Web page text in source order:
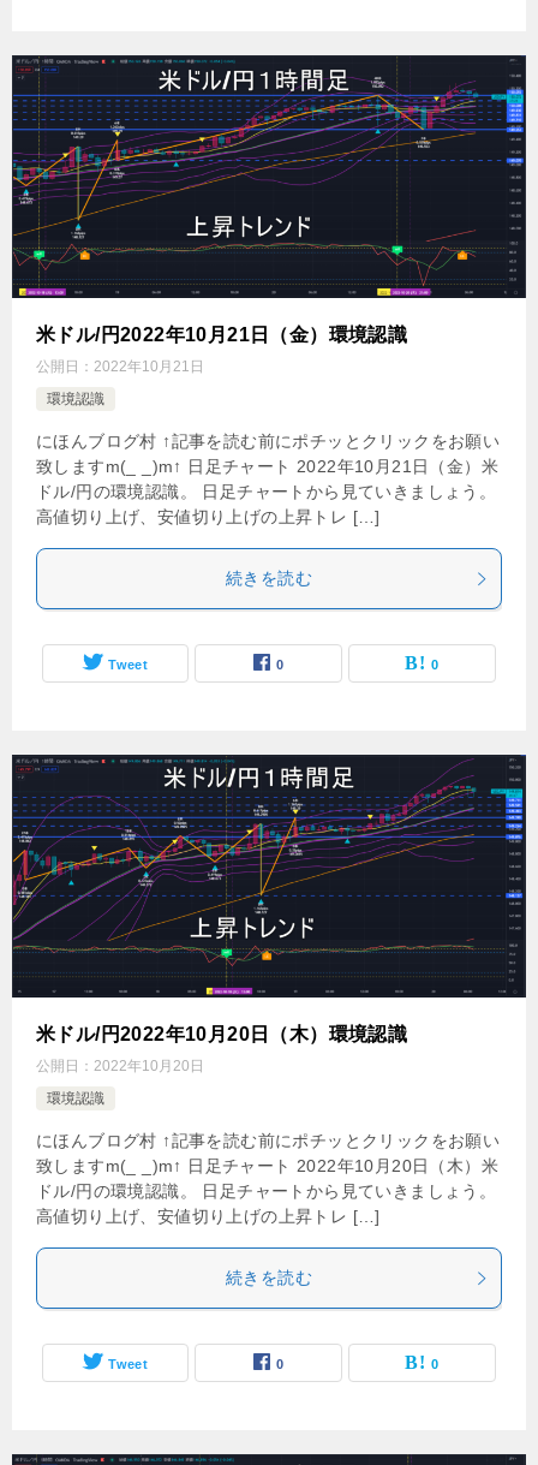
米ドル/円2022年10月21日（金）環境認識
公開日： 2022年10月21日
環境認識
にほんブログ村 ↑記事を読む前にポチッとクリックをお願い
致しますm(_ _)m↑ 日足チャート 2022年10月21日（金）米
ドル/円の環境認識。 日足チャートから見ていきましょう。
高値切り上げ、安値切り上げの上昇トレ […]
続きを読む
Tweet 0 0
米ドル/円2022年10月20日（木）環境認識
公開日： 2022年10月20日
環境認識
にほんブログ村 ↑記事を読む前にポチッとクリックをお願い
致しますm(_ _)m↑ 日足チャート 2022年10月20日（木）米
ドル/円の環境認識。 日足チャートから見ていきましょう。
高値切り上げ、安値切り上げの上昇トレ […]
続きを読む
Tweet 0 0